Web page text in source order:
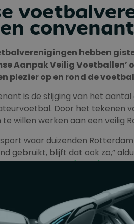
convenant
hebben
Aanpak Veilig Voetballen’
plezier op en rond de
is de stijging van het
Door het tekenen
willen werken aan een veilig
waar duizenden
gebruikt, blijft dat ook zo,”
Voetballen (RAVV)
zijn direct toepasbaar voor